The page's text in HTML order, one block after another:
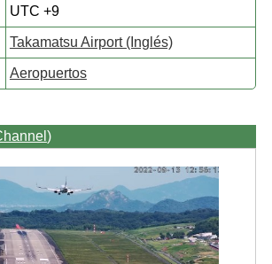
UTC +9
Takamatsu Airport (Inglés)
Aeropuertos
)